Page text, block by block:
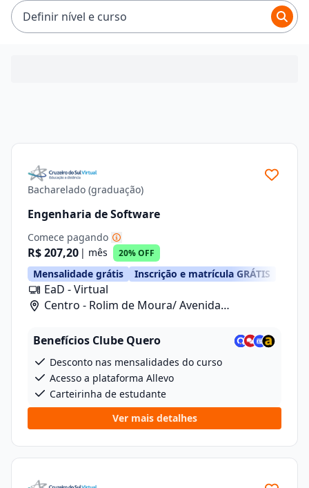
R$ 101,92 e R$ 319,92.
Definir nível e curso
Bacharelado (graduação)
Engenharia de Software
Comece pagando
R$ 207,20 | mês 20% OFF
Mensalidade grátis Inscrição e matrícula GRÁTIS
EaD - Virtual
Centro - Rolim de Moura/ Avenida
Benefícios Clube Quero
Desconto nas mensalidades do curso
Acesso a plataforma Allevo
Carteirinha de estudante
Ver mais detalhes